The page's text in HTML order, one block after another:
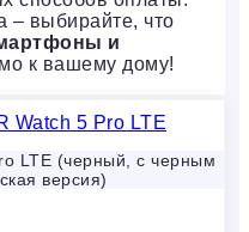
– выбирайте, что
и
к вашему дому!
LTE (черный, с черным
версия)